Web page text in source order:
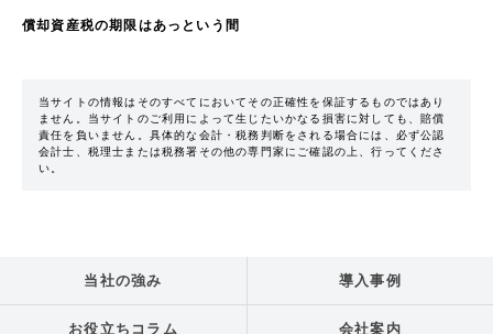
償却資産税の期限はあっという間
当サイトの情報はそのすべてにおいてその正確性を保証するものではあり
ません。当サイトのご利用によって生じたいかなる損害に対しても、賠償
責任を負いません。具体的な会計・税務判断をされる場合には、必ず公認
会計士、税理士または税務署その他の専門家にご確認の上、行ってくださ
い。
当社の強み 導入事例
お役立ちコラム 会社案内